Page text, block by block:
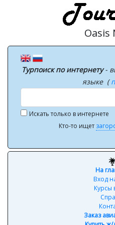
Oasis
Турпоиск по интернету-
языке (
Искать только в интернете
Кто-то ищет
На
Вход
Курсы
Заказ